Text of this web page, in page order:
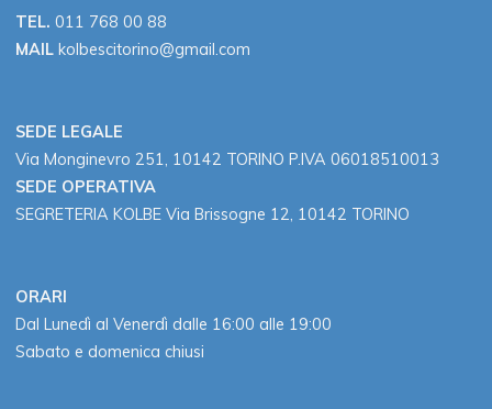
TEL. 011 768 00 88
MAIL kolbescitorino@gmail.com
SEDE LEGALE
Via Monginevro 251, 10142 TORINO P.IVA 06018510013
SEDE OPERATIVA
SEGRETERIA KOLBE Via Brissogne 12, 10142 TORINO
ORARI
Dal Lunedì al Venerdì dalle 16:00 alle 19:00
Sabato e domenica chiusi